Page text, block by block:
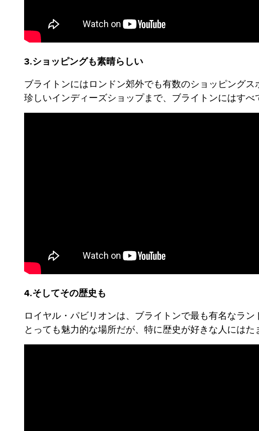
3.ショッピングも素晴らしい
ブライトンにはロンドン郊外でも有数のショッピング
珍しいインディーズショップまで、ブライトンにはす
4.そしてその歴史も
ロイヤル・パビリオンは、ブライトンで最も有名なラ
とっても魅力的な場所だが、特に歴史が好きな人にはた